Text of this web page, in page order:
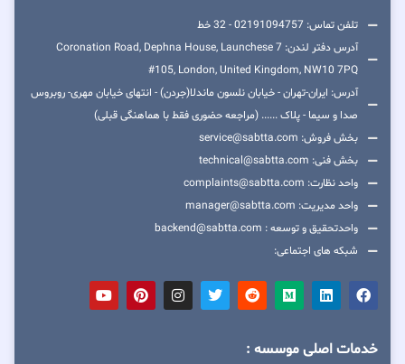
تلفن تماس: 02191094757 - 32 خط
آدرس دفتر لندن: 7 Coronation Road, Dephna House, Launchese
#105, London, United Kingdom, NW10 7PQ
آدرس: ایران-تهران - خیابان نلسون ماندلا(جردن) - انتهای خیابان مهری- روبروس
صدا و سیما - پلاک ...... (مراجعه حضوری فقط با هماهنگی قبلی)
بخش فروش: service@sabtta.com
بخش فنی: technical@sabtta.com
واحد نظارت: complaints@sabtta.com
واحد مدیریت: manager@sabtta.com
واحدتحقیق و توسعه : backend@sabtta.com
شبکه های اجتماعی:
خدمات اصلی موسسه :